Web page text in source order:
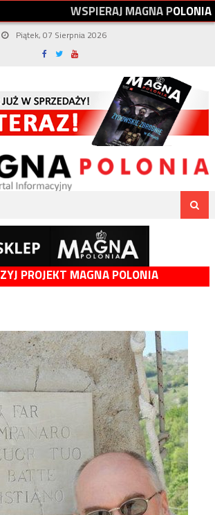
WSPIERAJMAGNAPOLONIA
Piątek, 07 Sierpnia 2026
PROJEKT MAGNA POLONIA